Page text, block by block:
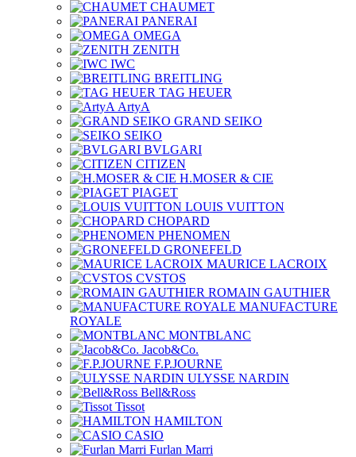
CHAUMET
PANERAI
OMEGA
ZENITH
IWC
BREITLING
TAG HEUER
ArtyA
GRAND SEIKO
SEIKO
BVLGARI
CITIZEN
H.MOSER & CIE
PIAGET
LOUIS VUITTON
CHOPARD
PHENOMEN
GRONEFELD
MAURICE LACROIX
CVSTOS
ROMAIN GAUTHIER
MANUFACTURE
ROYALE
MONTBLANC
Jacob&Co.
F.P.JOURNE
ULYSSE NARDIN
Bell&Ross
Tissot
HAMILTON
CASIO
Furlan Marri